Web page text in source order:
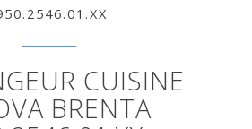
CUISINE
BRENTA